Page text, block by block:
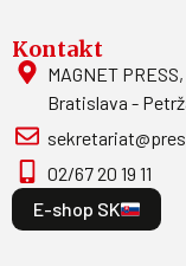
Kontakt
MAGNET
Bratislava -
02/67 20 19 11
E-shop SK